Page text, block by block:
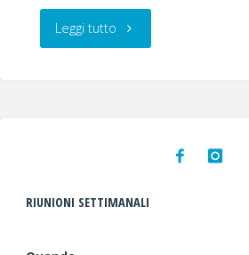
Leggi tutto "Interclub
RIUNIONI SETTIMANALI